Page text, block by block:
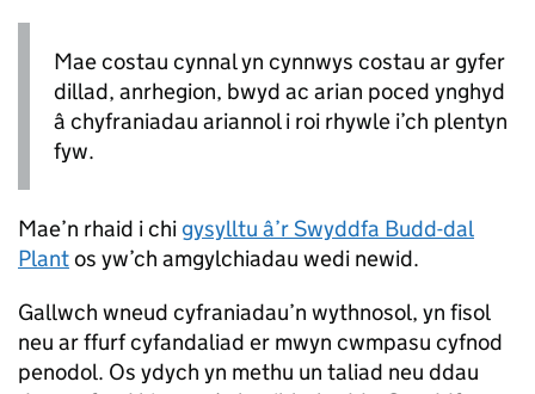
Mae costau cynnal yn cynnwys costau ar gyfer
dillad, anrhegion, bwyd ac arian poced ynghyd
â chyfraniadau ariannol i roi rhywle i’ch plentyn
fyw.
Mae’n rhaid i chi gysylltu â’r Swyddfa Budd-dal
Plantos yw’ch amgylchiadau wedi newid.
Gallwch wneud cyfraniadau’n wythnosol, yn fisol
neu ar ffurf cyfandaliad er mwyn cwmpasu cyfnod
penodol. Os ydych yn methu un taliad neu ddau